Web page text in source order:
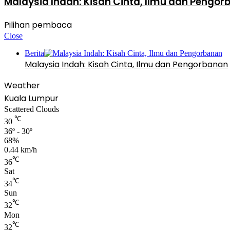
Pilihan pembaca
Close
Berita
Malaysia Indah: Kisah Cinta, Ilmu dan Pengorbanan
Weather
Kuala Lumpur
Scattered Clouds
30 ℃
36º - 30º
68%
0.44 km/h
36℃
Sat
34℃
Sun
32℃
Mon
32℃